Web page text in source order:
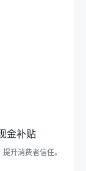
金补贴
升消费者信任。